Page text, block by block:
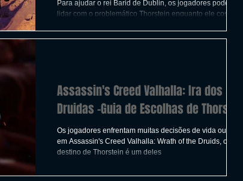
FILMES
Para ajudar o rei Barid de Dublin, os jogadores podem
lidar com o problemático Thorstein enquanto ele costura o
Assassin's Creed Valhalla: Ira dos
Druidas -Guia de Escolhas de Thorstein
Os jogadores enfrentam muitas decisões de vida ou morte
em Assassin's Creed Valhalla: Wrath of the Druids, o
destino de Thorstein é um deles